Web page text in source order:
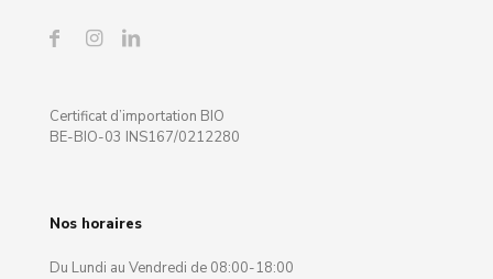
Certificat d’importation BIO
BE-BIO-03 INS167/0212280
Nos horaires
Du Lundi au Vendredi de 08:00-18:00